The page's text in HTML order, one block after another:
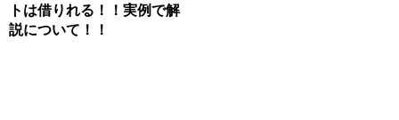
トは借りれる！！実例で解
説について！！